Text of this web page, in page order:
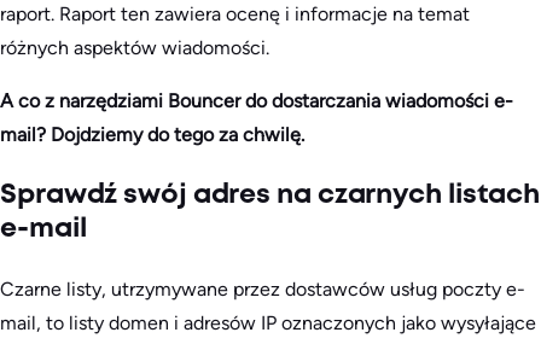
raport. Raport ten zawiera ocenę i informacje na temat
różnych aspektów wiadomości.
A co z narzędziami Bouncer do dostarczania wiadomości e-
mail? Dojdziemy do tego za chwilę.
Sprawdź swój adres na czarnych listach
e-mail
Czarne listy, utrzymywane przez dostawców usług poczty e-
mail, to listy domen i adresów IP oznaczonych jako wysyłające